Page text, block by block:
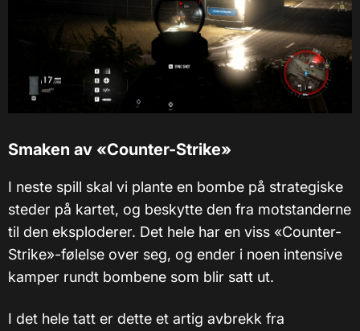
Smaken av «Counter-Strike»
I neste spill skal vi plante en bombe på strategiske
steder på kartet, og beskytte den fra motstanderne
til den eksploderer. Det hele har en viss «Counter-
Strike»-følelse over seg, og ender i noen intensive
kamper rundt bombene som blir satt ut.
I det hele tatt er dette et artig avbrekk fra